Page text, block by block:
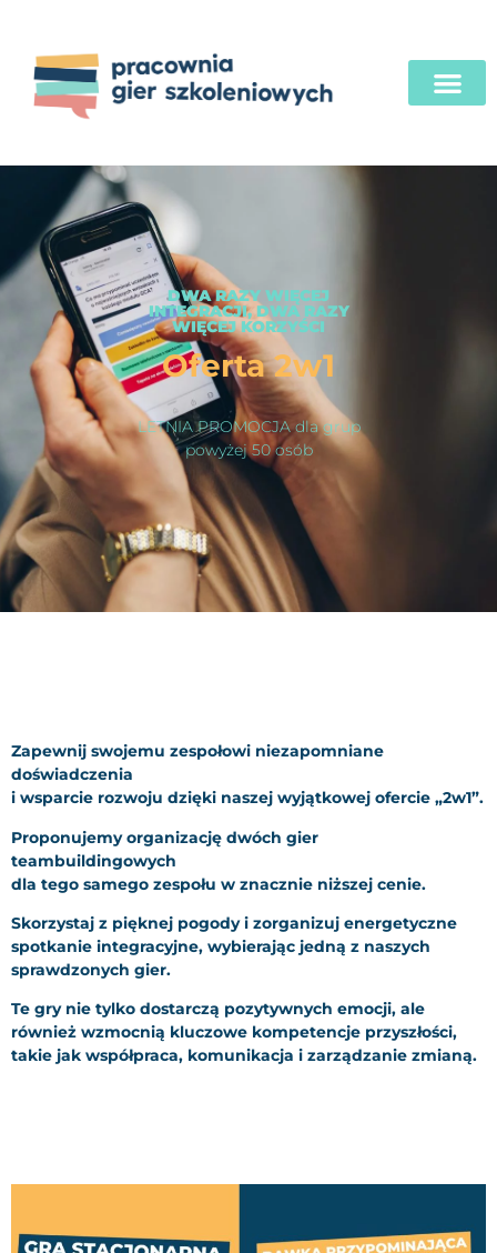
DWA RAZY WIĘCEJ
INTEGRACJI, DWA RAZY
WIĘCEJ KORZYŚCI
Oferta 2w1
LETNIA PROMOCJA dla grup
powyżej 50 osób
Zapewnij swojemu zespołowi niezapomniane
doświadczenia
i wsparcie rozwoju dzięki naszej wyjątkowej ofercie „2w1”.
Proponujemy organizację dwóch gier
teambuildingowych
dla tego samego zespołu w znacznie niższej cenie.
Skorzystaj z pięknej pogody i zorganizuj energetyczne
spotkanie integracyjne, wybierając jedną z naszych
sprawdzonych gier.
Te gry nie tylko dostarczą pozytywnych emocji, ale
również wzmocnią kluczowe kompetencje przyszłości,
takie jak współpraca, komunikacja i zarządzanie zmianą.